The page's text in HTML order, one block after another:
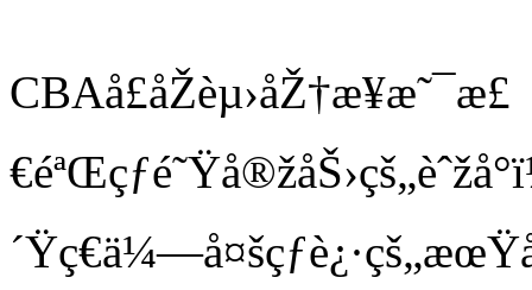
CBAå­£åŽèµ›åŽ†æ¥æ˜¯æ£